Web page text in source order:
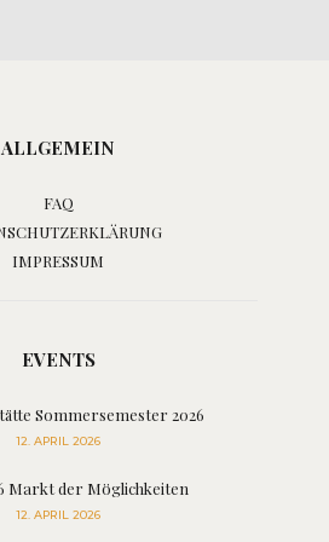
ALLGEMEIN
FAQ
IMPRESSUM
EVENTS
Sommersemester 2026
12. APRIL 2026
Markt der Möglichkeiten
12. APRIL 2026